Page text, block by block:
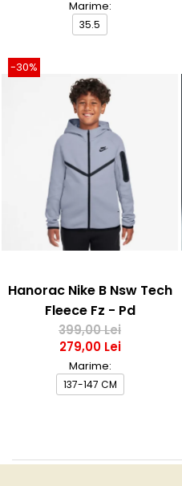
Marime:
35.5
-30%
Hanorac Nike B Nsw Tech
Fleece Fz - Pd
399,00 Lei
279,00 Lei
Marime:
137-147 CM